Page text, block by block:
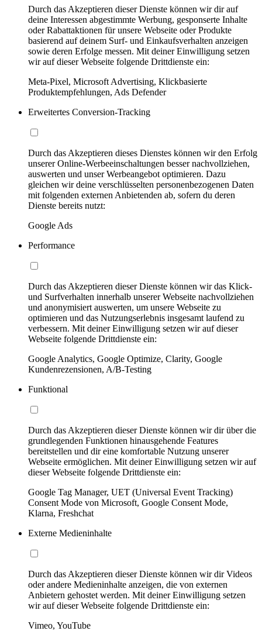
Durch das Akzeptieren dieser Dienste können wir dir auf
deine Interessen abgestimmte Werbung, gesponserte Inhalte
oder Rabattaktionen für unsere Webseite oder Produkte
basierend auf deinem Surf- und Einkaufsverhalten anzeigen
sowie deren Erfolge messen. Mit deiner Einwilligung setzen
wir auf dieser Webseite folgende Drittdienste ein:
Meta-Pixel, Microsoft Advertising, Klickbasierte
Produktempfehlungen, Ads Defender
Erweitertes Conversion-Tracking
Durch das Akzeptieren dieses Dienstes können wir den Erfolg
unserer Online-Werbeeinschaltungen besser nachvollziehen,
auswerten und unser Werbeangebot optimieren. Dazu
gleichen wir deine verschlüsselten personenbezogenen Daten
mit folgenden externen Anbietenden ab, sofern du deren
Dienste bereits nutzt:
Google Ads
Performance
Durch das Akzeptieren dieser Dienste können wir das Klick-
und Surfverhalten innerhalb unserer Webseite nachvollziehen
und anonymisiert auswerten, um unsere Webseite zu
optimieren und das Nutzungserlebnis insgesamt laufend zu
verbessern. Mit deiner Einwilligung setzen wir auf dieser
Webseite folgende Drittdienste ein:
Google Analytics, Google Optimize, Clarity, Google
Kundenrezensionen, A/B-Testing
Funktional
Durch das Akzeptieren dieser Dienste können wir dir über die
grundlegenden Funktionen hinausgehende Features
bereitstellen und dir eine komfortable Nutzung unserer
Webseite ermöglichen. Mit deiner Einwilligung setzen wir auf
dieser Webseite folgende Drittdienste ein:
Google Tag Manager, UET (Universal Event Tracking)
Consent Mode von Microsoft, Google Consent Mode,
Klarna, Freshchat
Externe Medieninhalte
Durch das Akzeptieren dieser Dienste können wir dir Videos
oder andere Medieninhalte anzeigen, die von externen
Anbietern gehostet werden. Mit deiner Einwilligung setzen
wir auf dieser Webseite folgende Drittdienste ein:
Vimeo, YouTube